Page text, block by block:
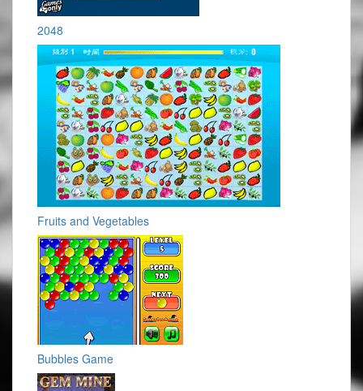
2048
Fruits and Vegetables
Bubbles Game